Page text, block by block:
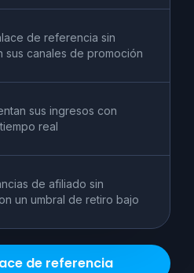
de referencia sin
sus canales de promoción
sus ingresos con
real
de afiliado sin
un umbral de retiro bajo
de referencia